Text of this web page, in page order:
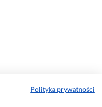
Polityka prywatności